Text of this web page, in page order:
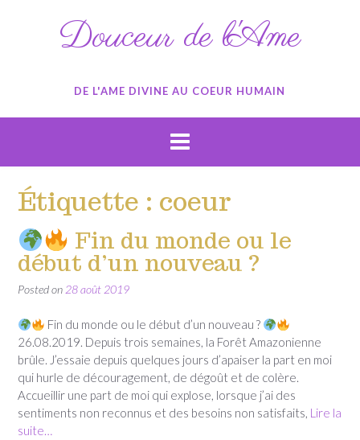
Douceur de l'Ame
DE L'AME DIVINE AU COEUR HUMAIN
Étiquette : coeur
Fin du monde ou le
début d’un nouveau ?
Posted on 28 août 2019
Fin du monde ou le début d’un nouveau ?
26.08.2019. Depuis trois semaines, la Forêt Amazonienne
brûle. J’essaie depuis quelques jours d’apaiser la part en moi
qui hurle de découragement, de dégoût et de colère.
Accueillir une part de moi qui explose, lorsque j’ai des
sentiments non reconnus et des besoins non satisfaits, Lire la
suite…